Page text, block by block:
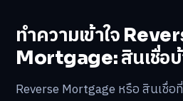
ทำความเข้าใจ
Mortgage: สินเชื่อ
Reverse Mortgage หรือ สินเชื่